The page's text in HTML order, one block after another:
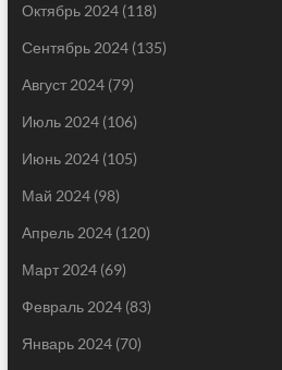
Октябрь 2024(118)
Сентябрь 2024(135)
Август 2024(79)
Июль 2024(106)
Июнь 2024(105)
Май 2024(98)
Апрель 2024(120)
Март 2024(69)
Февраль 2024(83)
Январь 2024(70)